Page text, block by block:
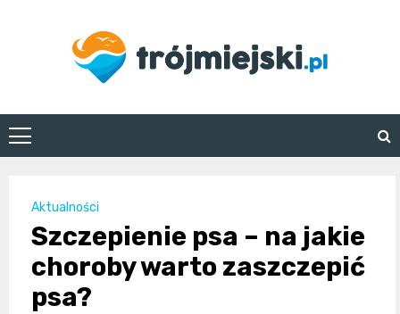
trojmiejski.pl
Aktualności
Szczepienie psa – na jakie
choroby warto zaszczepić
psa?